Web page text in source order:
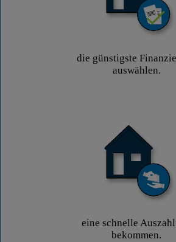
die günstigste
auswählen.
eine schnelle
bekommen.